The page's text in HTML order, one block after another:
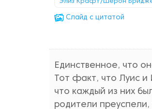
Элиз Крафт/Шерон
Cлайд с цитатой
Единственное, что
Тот факт, что Луис
что каждый из них
родители преуспели,